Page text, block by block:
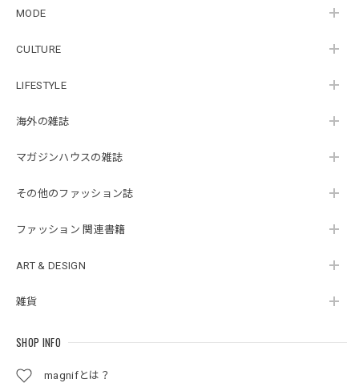
MODE
CULTURE
LIFESTYLE
海外の雑誌
マガジンハウスの雑誌
その他のファッション誌
ファッション 関連書籍
ART & DESIGN
雑貨
SHOP INFO
magnifとは？